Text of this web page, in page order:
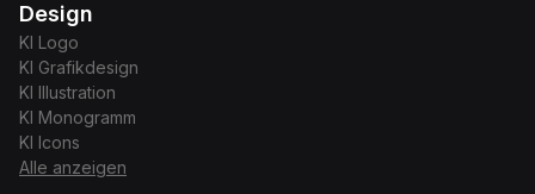
Design
KI Logo
KI Grafikdesign
KI
Illustration
KI Monogramm
KI
Icons
Alle anzeigen